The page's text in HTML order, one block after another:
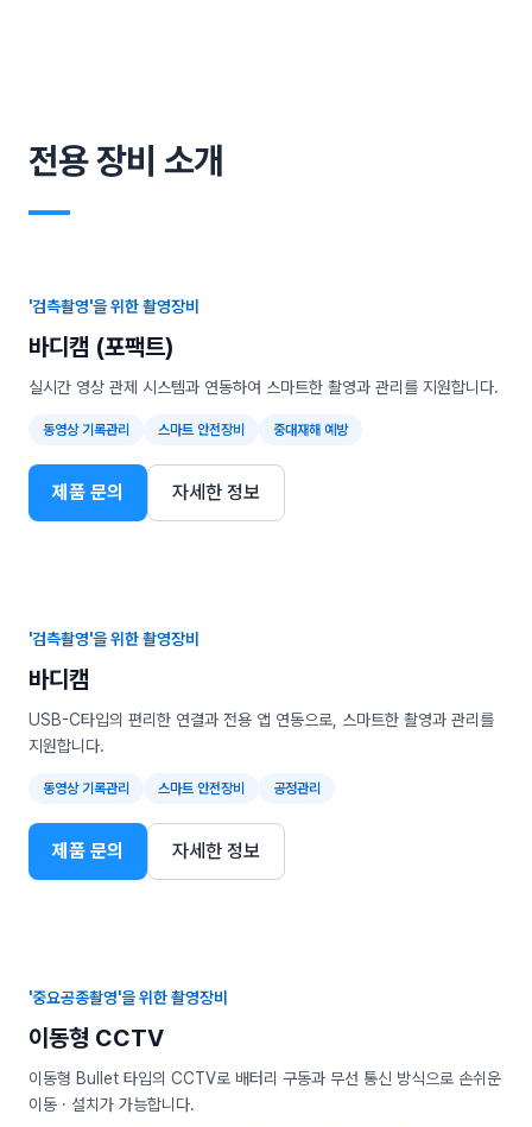
전용 장비 소개
―
'검측촬영'을 위한 촬영장비
바디캠 (포팩트)
실시간 영상 관제 시스템과 연동하여 스마트한 촬영과 관리를 지원합니다.
동영상 기록관리 스마트 안전장비 중대재해 예방
제품 문의 자세한 정보
'검측촬영'을 위한 촬영장비
바디캠
USB-C타입의 편리한 연결과 전용 앱 연동으로, 스마트한 촬영과 관리를
지원합니다.
동영상 기록관리 스마트 안전장비 공정관리
제품 문의 자세한 정보
'중요공종촬영'을 위한 촬영장비
이동형 CCTV
이동형 Bullet 타입의 CCTV로 배터리 구동과 무선 통신 방식으로 손쉬운
이동 · 설치가 가능합니다.